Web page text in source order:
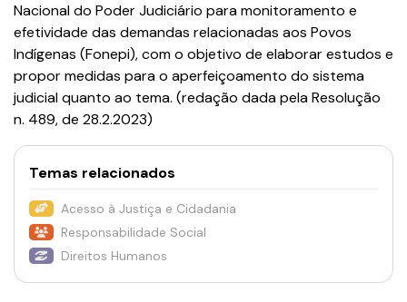
Nacional do Poder Judiciário para monitoramento e
efetividade das demandas relacionadas aos Povos
Indígenas (Fonepi), com o objetivo de elaborar estudos e
propor medidas para o aperfeiçoamento do sistema
judicial quanto ao tema. (redação dada pela Resolução
n. 489, de 28.2.2023)
Temas relacionados
Acesso à Justiça e Cidadania
Responsabilidade Social
Direitos Humanos